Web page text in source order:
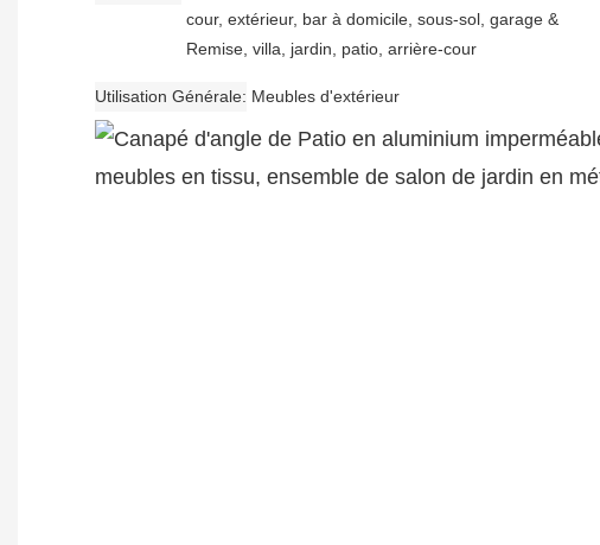
cour, extérieur, bar à domicile, sous-sol, garage &
Remise, villa, jardin, patio, arrière-cour
Utilisation Générale Meubles d'extérieur